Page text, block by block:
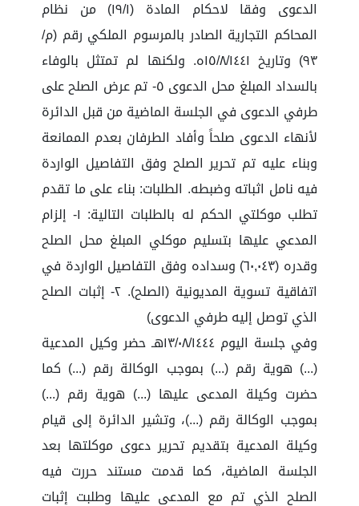
الدعوى وفقا لاحكام المادة (١٩/١) من نظام
المحاكم التجارية الصادر بالمرسوم الملكي رقم (م/
٩٣) وتاريخ ١٥/٨/١٤٤١ه. ولكنها لم تمتثل بالوفاء
بالسداد المبلغ محل الدعوى ٥- تم عرض الصلح على
طرفي الدعوى في الجلسة الماضية من قبل الدائرة
لأنهاء الدعوى صلحاً وأفاد الطرفان بعدم الممانعة
وبناء عليه تم تحرير الصلح وفق التفاصيل الواردة
فيه نامل اثباته وضبطه. الطلبات: بناء على ما تقدم
تطلب موكلتي الحكم له بالطلبات التالية: ١- إلزام
المدعي عليها بتسليم موكلي المبلغ محل الصلح
وقدره (٦٠,٠٤٣) وسداده وفق التفاصيل الواردة في
اتفاقية تسوية المديونية (الصلح). ٢- إثبات الصلح
الذي توصل إليه طرفي الدعوى)
وفي جلسة اليوم ١٣/٠٨/١٤٤٤هـ حضر وكيل المدعية
(...) هوية رقم (...) بموجب الوكالة رقم (...) كما
حضرت وكيلة المدعى عليها (...) هوية رقم (...)
بموجب الوكالة رقم (...)، وتشير الدائرة إلى قيام
وكيلة المدعية بتقديم تحرير دعوى موكلتها بعد
الجلسة الماضية، كما قدمت مستند حررت فيه
الصلح الذي تم مع المدعى عليها وطلبت إثبات